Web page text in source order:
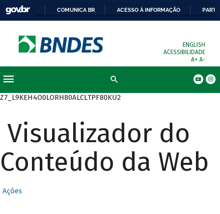
COMUNICA BR ACESSO À INFORMAÇÃO
ENGLISH
ACESSIBILIDADE
A+ A-
Z7_L9KEH4O0LORH80ALCLTPF80KU2
Visualizador do
Conteúdo da Web
Ações